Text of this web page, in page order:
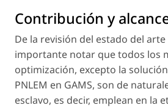
Contribución y
De la revisión del estado del
importante notar que todos los
optimización, excepto la
PNLEM en GAMS, son de
esclavo, es decir, emplean en la